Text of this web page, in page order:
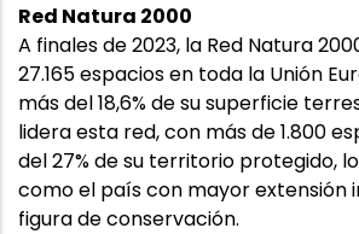
Red Natura 2000
A finales de 2023, la Red Natura
27.165 espacios en toda la Unión
más del 18,6% de su superficie
lidera esta red, con más de 1.800
del 27% de su territorio protegido,
como el país con mayor extensión
figura de conservación.